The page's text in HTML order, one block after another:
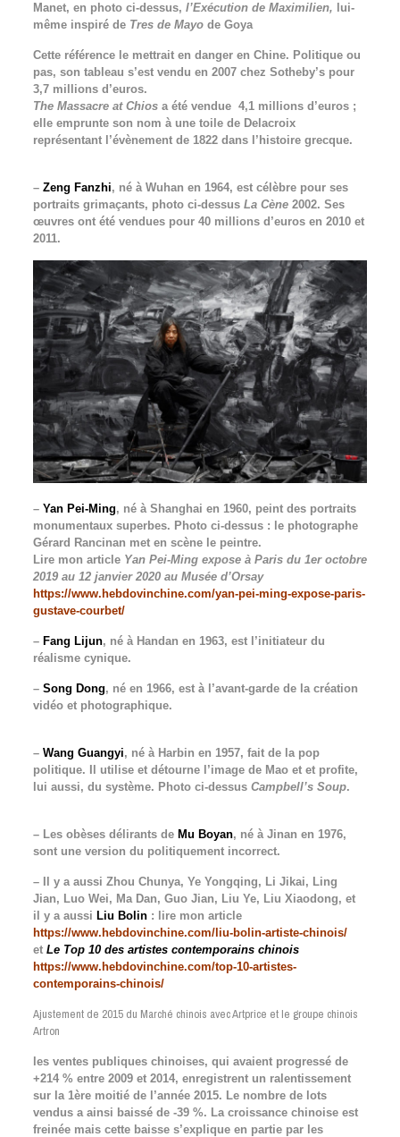
Manet, en photo ci-dessus, l’Exécution de Maximilien, lui-
même inspiré de Tres de Mayode Goya
Cette référence le mettrait en danger en Chine. Politique ou
pas, son tableau s’est vendu en 2007 chez Sotheby’s pour
3,7 millions d’euros.
The Massacre at Chiosa été vendue 4,1 millionsd’euros ;
elle emprunte son nom à une toile de Delacroix
représentant l’évènement de 1822 dans l’histoire grecque.
– Zeng Fanzhi, né à Wuhan en 1964, est célèbre pour ses
portraits grimaçants, photo ci-dessus La Cène2002. Ses
œuvres ont été vendues pour 40 millions d’euros en 2010 et
2011.
– Yan Pei-Ming, né à Shanghai en 1960, peint des portraits
monumentaux superbes. Photo ci-dessus : le photographe
Gérard Rancinan met en scène le peintre.
Lire mon article Yan Pei-Ming expose à Paris du 1er octobre
2019 au 12 janvier 2020 au Musée d’Orsay
https://www.hebdovinchine.com/yan-pei-ming-expose-paris-
gustave-courbet/
– Fang Lijun, né à Handan en 1963, est l’initiateur du
réalisme cynique.
– Song Dong, né en 1966, est à l’avant-garde de la création
vidéo et photographique.
– Wang Guangyi, né à Harbin en 1957, fait de la pop
politique. Il utilise et détourne l’image de Mao et et profite,
lui aussi, du système. Photo ci-dessus Campbell’s Soup.
– Les obèses délirants de Mu Boyan, né à Jinan en 1976,
sont une version du politiquement incorrect.
– Il y a aussi Zhou Chunya, Ye Yongqing, Li Jikai, Ling
Jian, Luo Wei, Ma Dan, Guo Jian, Liu Ye, Liu Xiaodong, et
il y a aussi Liu Bolin: lire mon article
https://www.hebdovinchine.com/liu-bolin-artiste-chinois/
et Le Top 10 des artistes contemporains chinois
https://www.hebdovinchine.com/top-10-artistes-
contemporains-chinois/
Ajustement de 2015 du Marché chinois avec Artprice et le groupe chinois
Artron
les ventes publiques chinoises, qui avaient progressé de
+214 % entre 2009 et 2014, enregistrent un ralentissement
sur la 1ère moitié de l’année 2015. Le nombre de lots
vendus a ainsi baissé de -39 %. La croissance chinoise est
freinée mais cette baisse s’explique en partie par les